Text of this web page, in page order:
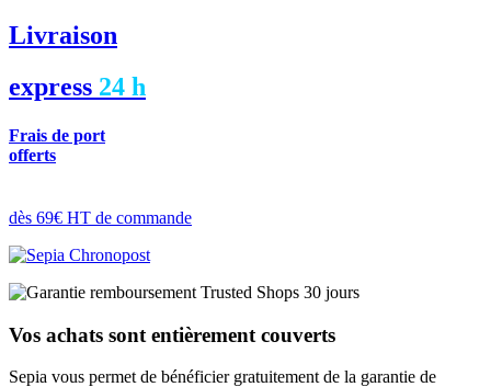
Livraison
express 24 h
Frais de port
offerts
dès 69€ HT de commande
Vos achats sont entièrement couverts
Sepia vous permet de bénéficier gratuitement de la garantie de